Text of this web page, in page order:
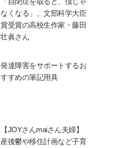
なくなる」。文部科学大臣
賞受賞の高校生作家・藤田
壮眞さん
発達障害をサポートするお
すすめの筆記用具
【JOYさんmaiさん夫婦】
産後鬱や移住計画など子育